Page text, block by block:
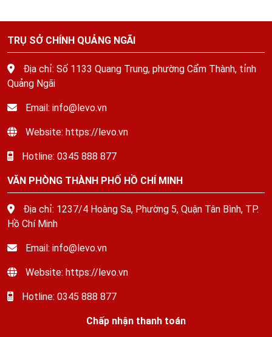
TRỤ SỞ CHÍNH QUẢNG NGÃI
Địa chỉ: Số 1133 Quang Trung, phường Cẩm Thành, tỉnh
Quảng Ngãi
Email: info@levo.vn
Website: https://levo.vn
Hotline: 0345 888 877
VĂN PHÒNG THÀNH PHỐ HỒ CHÍ MINH
Địa chỉ: 1237/4 Hoàng Sa, Phường 5, Quận Tân Bình, TP.
Hồ Chí Minh
Email: info@levo.vn
Website: https://levo.vn
Hotline: 0345 888 877
Chấp nhận thanh toán